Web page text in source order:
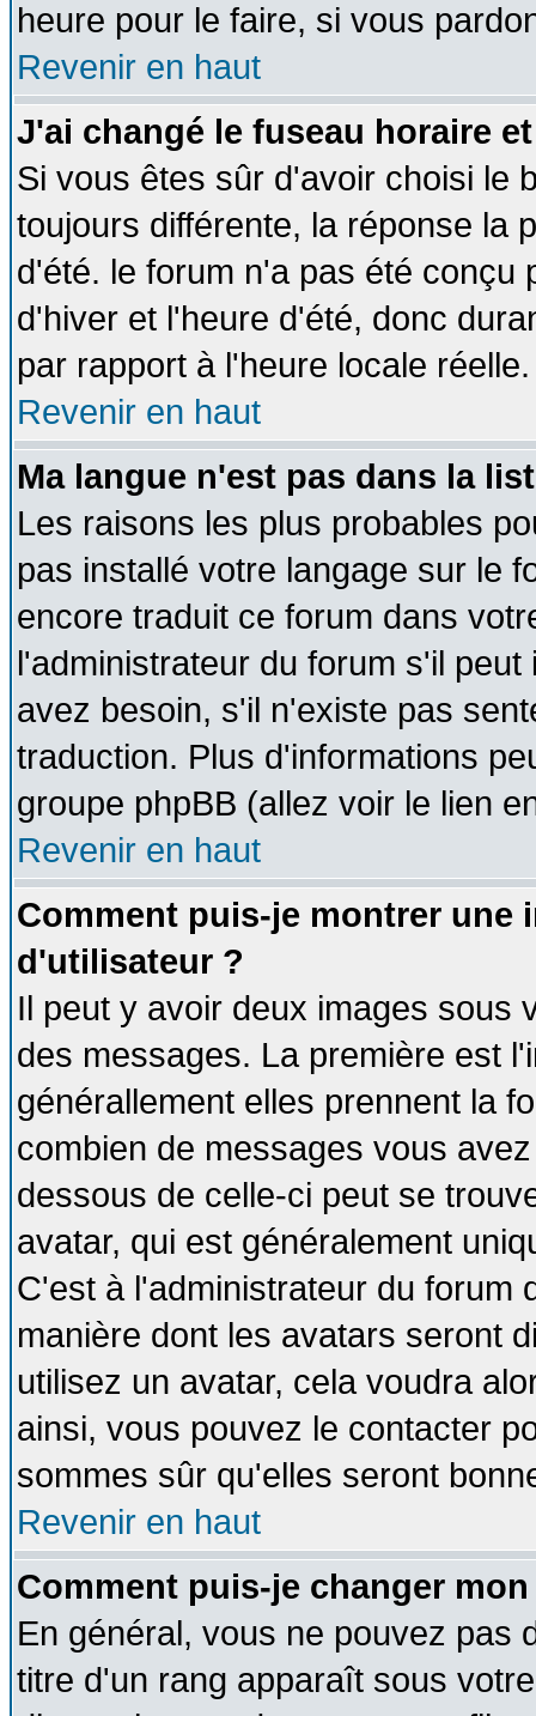
heure pour le faire, si vous
Revenir en haut
J'ai changé le fuseau horaire
Si vous êtes sûr d'avoir choisi le
toujours différente, la réponse la
d'été. le forum n'a pas été conçu
d'hiver et l'heure d'été, donc
par rapport à l'heure locale réelle.
Revenir en haut
Ma langue n'est pas dans la
Les raisons les plus probables
pas installé votre langage sur le
encore traduit ce forum dans
l'administrateur du forum s'il
avez besoin, s'il n'existe pas
traduction. Plus d'informations
groupe phpBB (allez voir le lien
Revenir en haut
Comment puis-je montrer une
d'utilisateur ?
Il peut y avoir deux images sous
des messages. La première est
générallement elles prennent la
combien de messages vous
dessous de celle-ci peut se
avatar, qui est généralement
C'est à l'administrateur du forum
manière dont les avatars seront
utilisez un avatar, cela voudra
ainsi, vous pouvez le contacter
sommes sûr qu'elles seront
Revenir en haut
Comment puis-je changer
En général, vous ne pouvez pas
titre d'un rang apparaît sous